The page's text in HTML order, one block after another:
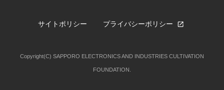
サイトポリシー プライバシーポリシー
Copyright(C) SAPPORO ELECTRONICS AND INDUSTRIES CULTIVATION
FOUNDATION.